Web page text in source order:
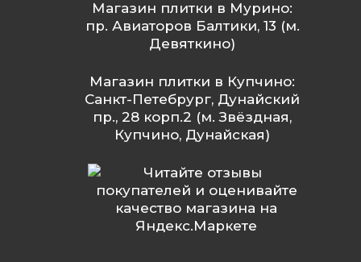
Магазин плитки в Мурино:
пр. Авиаторов Балтики, 13 (м.
Девяткино)
Магазин плитки в Купчино:
Санкт-Петебрург, Дунайский
пр., 28 корп.2 (м. Звёздная,
Купчино, Дунайская)